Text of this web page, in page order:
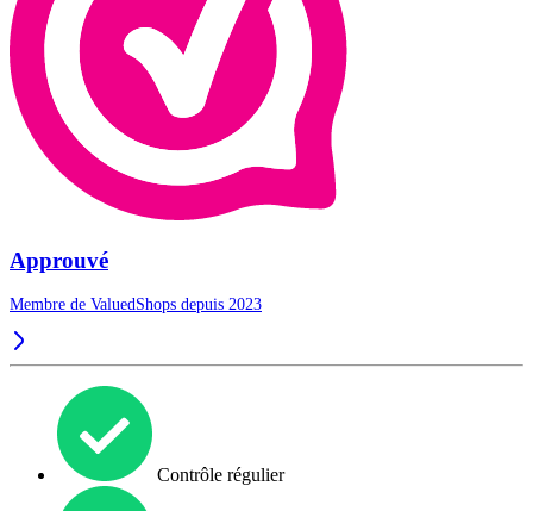
Approuvé
Membre de ValuedShops depuis 2023
Contrôle régulier